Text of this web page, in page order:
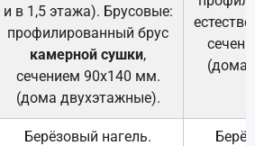
и в 1,5 этажа). Брусовые:
профилированный брус
камерной сушки,
сечением 90х140 мм.
(дома двухэтажные).
(дома
Берёзовый нагель.